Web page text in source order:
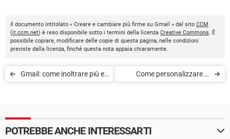
Il documento intitolato « Creare e cambiare più firme su Gmail » dal sito CCM
(it.ccm.net) è reso disponibile sotto i termini della licenza Creative Commons. È
possibile copiare, modificare delle copie di questa pagina, nelle condizioni
previste dalla licenza, finché questa nota appaia chiaramente.
Gmail: come inoltrare più e-
Come personalizzare le
POTREBBE ANCHE INTERESSARTI